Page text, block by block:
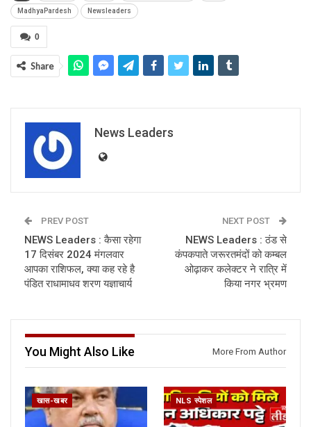
MadhyaPardesh Newsleaders
0
Share
News Leaders
PREV POST
NEWS Leaders : कैसा रहेगा
17 दिसंबर 2024 मंगलवार
आपका राशिफल, क्या कह रहे है
पंडित राधामाधव शरण यज्ञाचार्य
NEXT POST
NEWS Leaders : ठंड से
कंपकपाते जरूरतमंदों को कम्बल
ओढ़ाकर कलेक्टर ने रात्रि में
किया नगर भ्रमण
You Might Also Like More From Author
खास-खबर NLS स्पेशल